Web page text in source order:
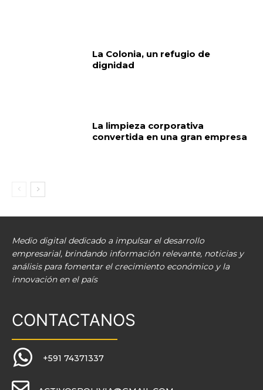
La Colonia, un refugio de
dignidad
La limpieza corporativa
convertida en una gran empresa
Medio digital dedicado a impulsar el desarrollo
empresarial, brindando información relevante, noticias y
análisis para fomentar el crecimiento económico y la
innovación en el país
CONTACTANOS
+591 74371337